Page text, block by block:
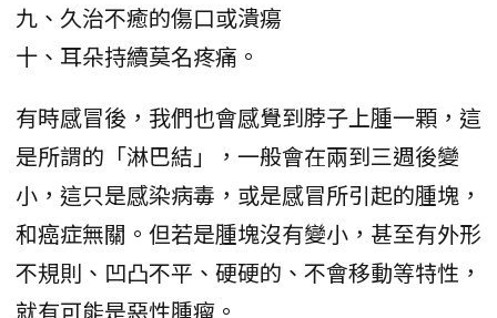
九、久治不癒的傷口或潰瘍
十、耳朵持續莫名疼痛。
有時感冒後，我們也會感覺到脖子上腫一顆，這
是所謂的「淋巴結」，一般會在兩到三週後變
小，這只是感染病毒，或是感冒所引起的腫塊，
和癌症無關。但若是腫塊沒有變小，甚至有外形
不規則、凹凸不平、硬硬的、不會移動等特性，
就有可能是惡性腫瘤。